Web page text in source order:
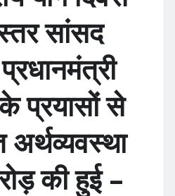
सांसद
प्रयासों से
की हुई –